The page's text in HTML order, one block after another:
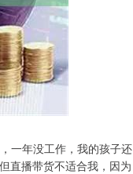
一年没工作，我的孩子还
直播带货不适合我，因为
-6.85